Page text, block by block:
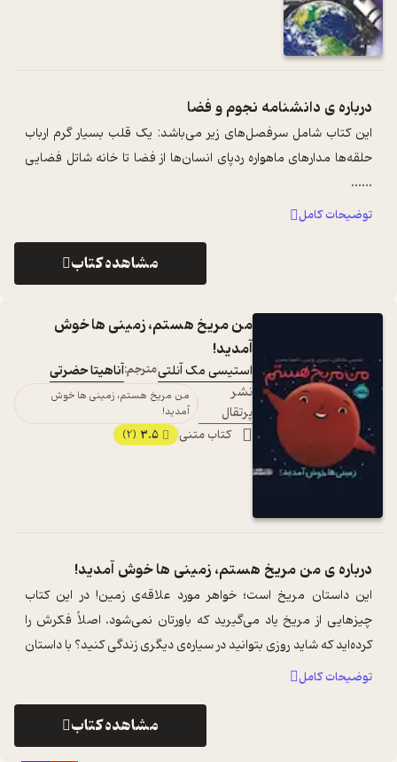
درباره ی دانشنامه نجوم و فضا
این کتاب شامل سرفصل‌های زیر می‌باشد: یک قلب بسیار گرم ارباب
حلقه‌ها مدارهای ماهواره ردپای انسان‌ها از فضا تا خانه شاتل فضایی
...
...
توضیحات کامل
مشاهده کتاب
من مریخ هستم، زمینی ها خوش
آمدید!
استیسی مک آنلتیمترجم:آناهیتا حضرتی
نشر
پرتقال
من مریخ هستم، زمینی ها خوش
آمدید!
کتاب متنی 3.5
(2)
درباره یمن مریخ هستم، زمینی ها خوش آمدید!
این داستان مریخ است؛ خواهر مورد علاقه‌ی زمین! در این کتاب
چیزهایی از مریخ یاد می‌گیرید که باورتان نمی‌شود. اصلاً فکرش را
کرده‌اید که شاید روزی بتوانید در سیاره‌ی دیگری زندگی کنید؟ با داستان
او همراه ش ... ...توضیحات کامل
مشاهده کتاب